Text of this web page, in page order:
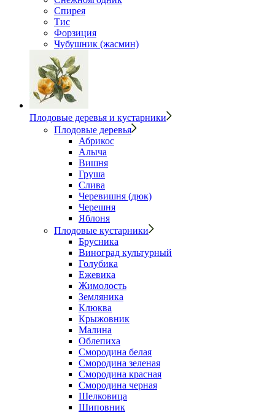
Спирея
Тис
Форзиция
Чубушник (жасмин)
Плодовые деревья и кустарники
Плодовые деревья
Абрикос
Алыча
Вишня
Груша
Слива
Черевишня (дюк)
Черешня
Яблоня
Плодовые кустарники
Брусника
Виноград культурный
Голубика
Ежевика
Жимолость
Земляника
Клюква
Крыжовник
Малина
Облепиха
Смородина белая
Смородина зеленая
Смородина красная
Смородина черная
Шелковица
Шиповник